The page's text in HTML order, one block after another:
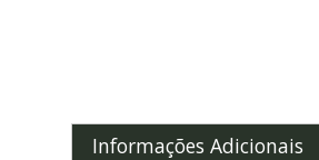
Informações Adicionais